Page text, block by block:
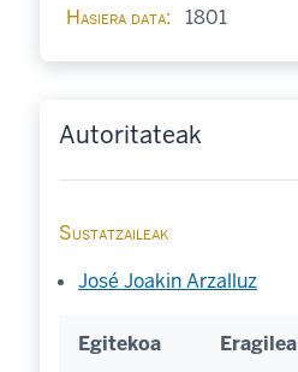
Hasiera data 1801
Autoritateak
Sustatzaileak
José Joakin Arzalluz
Egitekoa Eragilea